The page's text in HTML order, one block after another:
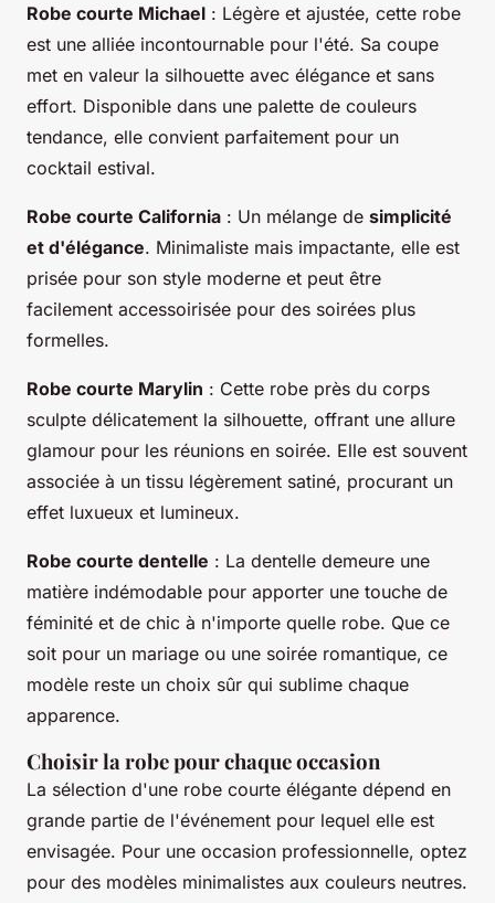
Robe courte Michael : Légère et ajustée, cette robe
est une alliée incontournable pour l'été. Sa coupe
met en valeur la silhouette avec élégance et sans
effort. Disponible dans une palette de couleurs
tendance, elle convient parfaitement pour un
cocktail estival.
Robe courte California : Un mélange de simplicité
et d'élégance. Minimaliste mais impactante, elle est
prisée pour son style moderne et peut être
facilement accessoirisée pour des soirées plus
formelles.
Robe courte Marylin : Cette robe près du corps
sculpte délicatement la silhouette, offrant une allure
glamour pour les réunions en soirée. Elle est souvent
associée à un tissu légèrement satiné, procurant un
effet luxueux et lumineux.
Robe courte dentelle : La dentelle demeure une
matière indémodable pour apporter une touche de
féminité et de chic à n'importe quelle robe. Que ce
soit pour un mariage ou une soirée romantique, ce
modèle reste un choix sûr qui sublime chaque
apparence.
Choisir la robe pour chaque occasion
La sélection d'une robe courte élégante dépend en
grande partie de l'événement pour lequel elle est
envisagée. Pour une occasion professionnelle, optez
pour des modèles minimalistes aux couleurs neutres.